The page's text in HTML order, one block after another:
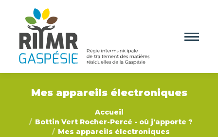
Mes appareils électroniques
Accueil
Bottin Vert Rocher-Percé - où j'apporte ?
Mes appareils électroniques